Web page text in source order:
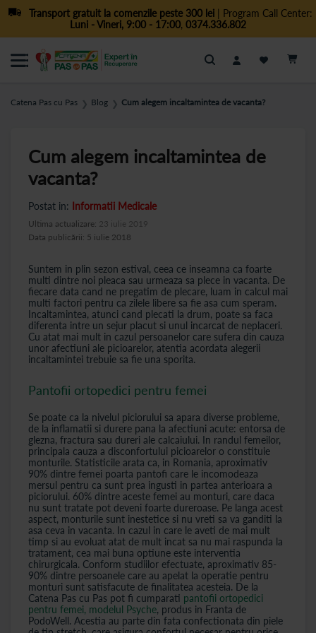
Transport gratuit la comenzile peste 300 lei| Program Call Center:
Luni - Vineri, 9:00 - 17:00, 0374.336.802
Cautare
Catena Pas cu Pas ❯ Blog ❯ Cum alegem incaltamintea de vacanta?
Cum alegem incaltamintea de
vacanta?
Postat in: Informatii Medicale
Data publicării: 5 iulie 2018
Ultima actualizare: 23 iulie 2019
Suntem in plin sezon estival, ceea ce inseamna ca foarte
multi dintre noi pleaca sau urmeaza sa plece in vacanta. De
fiecare data cand ne pregatim de plecare, luam in calcul mai
multi factori pentru ca zilele libere sa fie asa cum speram.
Incaltamintea, atunci cand plecati la drum, poate sa faca
diferenta intre un sejur placut si unul incarcat de neplaceri.
Cu atat mai mult in cazul persoanelor care sufera din cauza
unor afectiuni ale picioarelor, atentia acordata alegerii
incaltamintei trebuie sa fie una sporita.
Pantofii ortopedici pentru femei
Se poate ca la nivelul piciorului sa apara diverse probleme,
de la inflamatii si durere pana la afectiuni acute: entorsa de
glezna, fractura sau dureri ale calcaiului. In randul femeilor,
principala cauza a disconfortului picioarelor o constituie
monturile. Statisticile arata ca, in Romania, aproximativ
90% dintre femei poarta pantofi care le incomodeaza
mersul pentru ca sunt prea ingusti in partea anterioara a
piciorului. 60% dintre aceste femei au monturi, care daca
nu sunt tratate pot deveni foarte dureroase. Pe langa acest
aspect, monturile sunt inestetice si nu vreti sa va ganditi la
asa ceva in vacanta. In cazul in care le aveti de mai mult
timp si au evoluat atat de mult incat sa nu mai raspunda la
tratament, cea mai buna optiune este interventia
chirurgicala. Conform studiilor efectuate, aproximativ 85-
90% dintre persoanele care au apelat la operatie pentru
monturi sunt satisfacute de finalitatea acesteia. De la
Catena Pas cu Pas pot fi cumparati pantofii ortopedici
pentru femei, modelul Psyche, produs in Franta de
PodoWell. Acestia au parte din fata confectionata din piele